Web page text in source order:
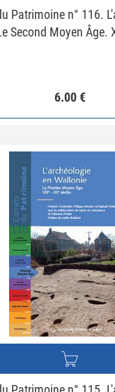
Patrimoine n° 116.
Second Moyen Âge.
6.00€